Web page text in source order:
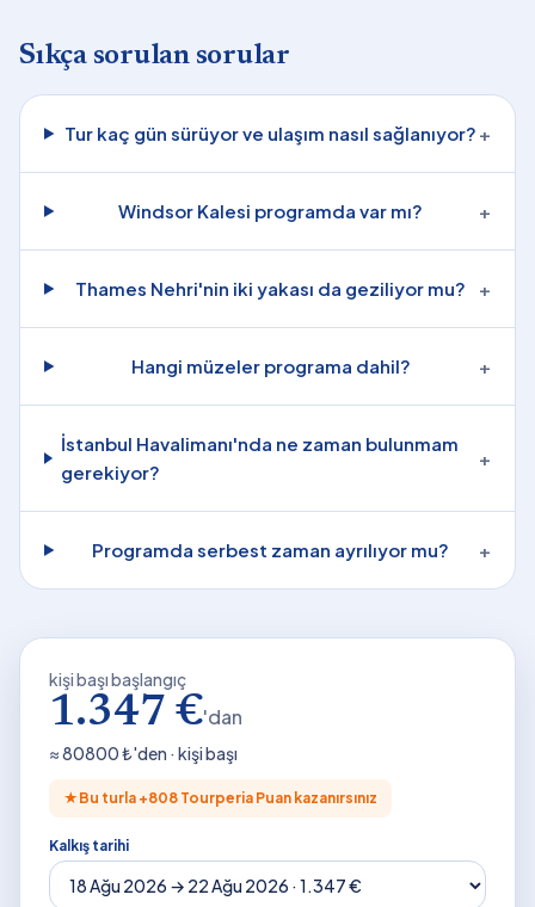
Sıkça sorulan sorular
Tur kaç gün sürüyor ve ulaşım nasıl sağlanıyor? +
Windsor Kalesi programda var mı? +
Thames Nehri'nin iki yakası da geziliyor mu? +
Hangi müzeler programa dahil? +
İstanbul Havalimanı'nda ne zaman bulunmam
gerekiyor?
+
Programda serbest zaman ayrılıyor mu? +
kişi başı başlangıç
1.347 €'dan
≈80800₺'den · kişi başı
★ Bu turla +808 Tourperia Puan kazanırsınız
Kalkış tarihi